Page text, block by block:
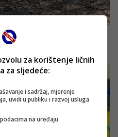
za korištenje ličnih
za sljedeće:
i sadržaj, mjerenje
uvidi u publiku i razvoj usluga
na uređaju